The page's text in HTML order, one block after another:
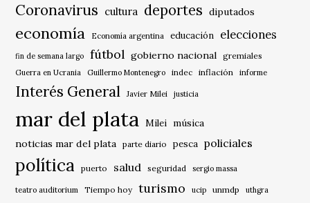
Coronavirus cultura deportes diputados
economía Economía argentina educación elecciones
fin de semana largo fútbol gobierno nacional gremiales
Guerra en Ucrania Guillermo Montenegro indec inflación informe
Interés General Javier Milei justicia
mar del plata Milei música
noticias mar del plata
parte diario pesca policiales
política puerto salud seguridad sergio massa
teatro auditorium Tiempo hoy turismo ucip unmdp
uthgra